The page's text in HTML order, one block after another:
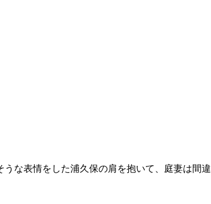
な表情をした浦久保の肩を抱いて、庭妻は間